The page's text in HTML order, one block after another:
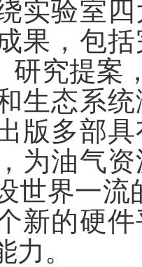
实验室四
果，包
研究提
生态系
版多部
为油气
世界一
新的硬
。